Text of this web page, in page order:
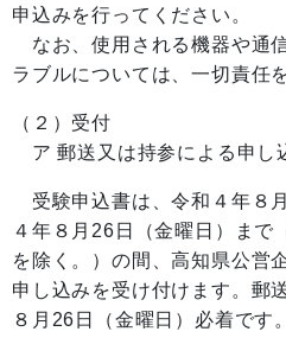
申込みを行ってください。
なお、使用される機器や通
ラブルについては、一切責任
（２）受付
ア 郵送又は持参による申し
受験申込書は、令和４年８
４年８月26日（金曜日）まで
を除く。）の間、高知県公営
申し込みを受け付けます。郵
８月26日（金曜日）必着です。